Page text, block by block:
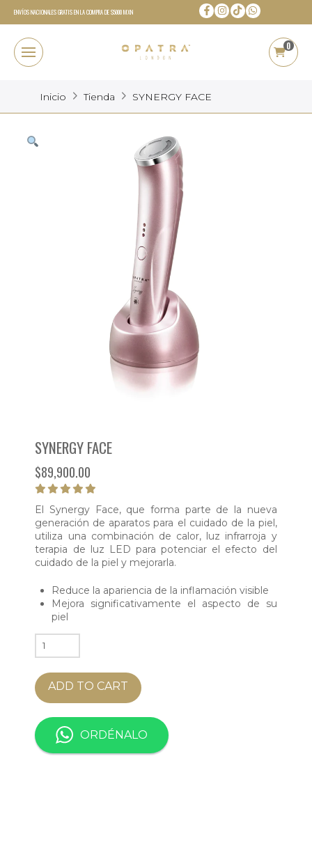
ENVÍOS NACIONALES GRATIS EN LA COMPRA DE $5000 MXN
0
Inicio Tienda SYNERGY FACE
SYNERGY FACE
$89,900.00
El Synergy Face, que forma parte de la nueva
generación de aparatos para el cuidado de la piel,
utiliza una combinación de calor, luz infrarroja y
terapia de luz LED para potenciar el efecto del
cuidado de la piel y mejorarla.
Reduce la apariencia de la inflamación visible
Mejora significativamente el aspecto de su
piel
SYNERGY
FACE
quantity
ADD TO CART
ORDÉNALO